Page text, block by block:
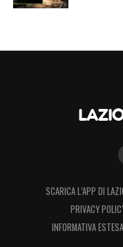
SCARICA L’APP DI
PRIVACY
INFORMATIVA